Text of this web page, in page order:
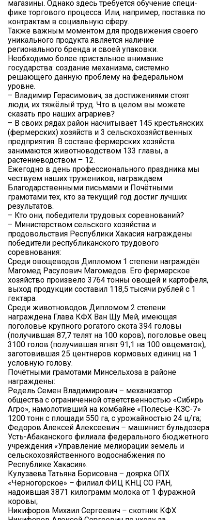
магазины. Однако здесь требуется обучение специ-
фике торгового процесса. Или, например, поставка по
контрактам в социальную сферу.
Также важным моментом для продвижения своего
уникального продукта является наличие
регионального бренда и своей упаковки.
Необходимо более пристальное внимание
государства: создание механизма, системно
решающего данную проблему на федеральном
уровне.
– Владимир Герасимович, за достижениями стоят
люди, их тяжёлый труд. Что в целом вы можете
сказать про наших аграриев?
– В своих рядах район насчитывает 145 крестьянских
(фермерских) хозяйств и 3 сельскохозяйственных
предприятия. В составе фермерских хозяйств
занимаются животноводством 133 главы, а
растениеводством – 12.
Ежегодно в день профессионального праздника мы
чествуем наших тружеников, награждаем
Благодарственными письмами и Почётными
грамотами тех, кто за текущий год достиг лучших
результатов.
– Кто они, победители трудовых соревнований?
– Министерством сельского хозяйства и
продовольствия Республики Хакасия награждены
победители республиканского трудового
соревнования:
Среди овощеводов Дипломом 1 степени награждён
Магомед Расулович Магомедов. Его фермерское
хозяйство произвело 3764 тонны овощей и картофеля,
выход продукции составил 118,5 тысячи рублей с 1
гектара.
Среди животноводов Дипломом 2 степени
награждена Глава КФХ Ван Щу Мей, имеющая
поголовье крупного рогатого скота 394 головы
(получившая 87,7 телят на 100 коров), поголовье овец
3100 голов (получившая ягнят 91,1 на 100 овцематок),
заготовившая 25 центнеров кормовых единиц на 1
условную голову.
Почётными грамотами Минсельхоза в районе
награждены:
Редель Семен Владимирович – механизатор
общества с ограниченной ответственностью «Сибирь
Агро», намолотивший на комбайне «Полесье-КЗС-7»
1200 тонн с площади 550 га, с урожайностью 24 ц/га;
Федоров Алексей Алексеевич – машинист бульдозера
Усть-Абаканского филиала федерального бюджетного
учреждения «Управление мелиорации земель и
сельскохозяйственного водоснабжения по
Республике Хакасия».
Кулузаева Татьяна Борисовна – доярка ОПХ
«Черногорское» – филиал ФИЦ КНЦ СО РАН,
надоившая 3871 килограмм молока от 1 фуражной
коровы;
Никифоров Михаил Сергеевич – скотник КФХ